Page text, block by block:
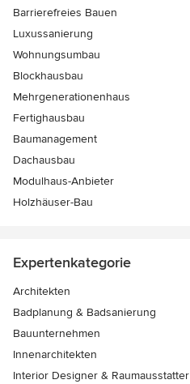
Barrierefreies Bauen
Luxussanierung
Wohnungsumbau
Blockhausbau
Mehrgenerationenhaus
Fertighausbau
Baumanagement
Dachausbau
Modulhaus-Anbieter
Holzhäuser-Bau
Expertenkategorie
Architekten
Badplanung & Badsanierung
Bauunternehmen
Innenarchitekten
Interior Designer & Raumausstatter